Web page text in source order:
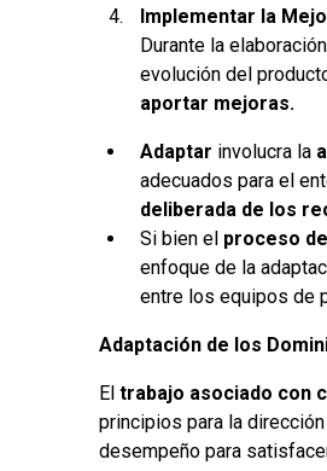
Implementar la
Durante la
evolución del
aportar mejoras.
Adaptar involucra la
adecuados para el
deliberada de los
Si bien el proceso
enfoque de la
entre los equipos de
Adaptación de los
El trabajo asociado con
principios para la
desempeño para